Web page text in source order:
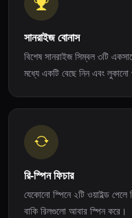
সানরাইজ বোনাস
বিশেষ সানরাইজ সিম্বল ৩টি
মধ্যে একটি বেছে নিন এবং লুকানো
রি-স্পিন ফিচার
যেকোনো স্পিনে ২টি ওয়াইল্ড
বাকি রিলগুলো আবার স্পিন করে।